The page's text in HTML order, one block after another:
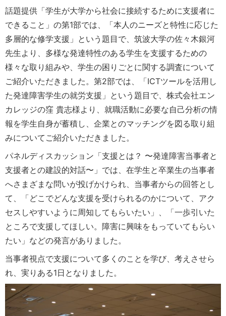
話題提供「学生が大学から社会に接続するために支援者に
できること」の第1部では、「本人のニーズと特性に応じた
多層的な修学支援」という題目で、筑波大学の佐々木銀河
先生より、多様な発達特性のある学生を支援するための
様々な取り組みや、学生の困りごとに関する調査について
ご紹介いただきました。第2部では、「ICTツールを活用し
た発達障害学生の就労支援」という題目で、株式会社エン
カレッジの窪 貴志様より、就職活動に必要な自己分析の情
報を学生自身が蓄積し、企業とのマッチングを図る取り組
みについてご紹介いただきました。
パネルディスカッション「支援とは？ 〜発達障害当事者と
支援者との建設的対話〜」では、在学生と卒業生の当事者
へさまざまな問いが投げかけられ、当事者からの回答とし
て、「どこでどんな支援を受けられるのかについて、アク
セスしやすいように周知してもらいたい」、「一歩引いた
ところで支援してほしい。障害に興味をもっていてもらい
たい」などの発言がありました。
当事者視点で支援について多くのことを学び、考えさせら
れ、実りある1日となりました。